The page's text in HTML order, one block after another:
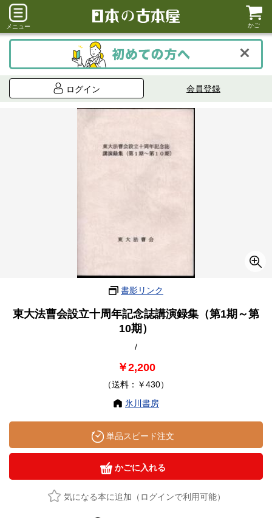
メニュー かご
ログイン 会員登録
書影リンク
東大法曹会設立十周年記念誌講演録集（第1期～第
10期）
/
￥2,200
（送料：￥430）
氷川書房
単品スピード注文
かごに入れる
気になる本に追加（ログインで利用可能）